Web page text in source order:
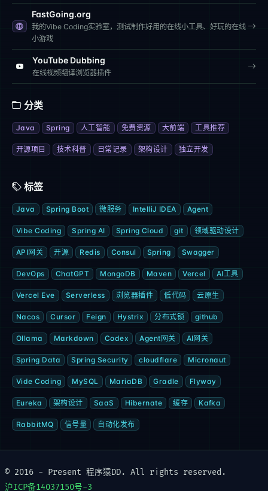
FastGoing.org
我的Vibe Coding实验室，测试制作好用的在线小工具、好玩的在线
小游戏
YouTube Dubbing
在线视频翻译浏览器插件
分类
Java Spring 人工智能 免费资源 大前端 工具推荐
开源项目 技术科普 日常记录 架构设计 独立开发
标签
Java Spring Boot 微服务 IntelliJ IDEA Agent
Vibe Coding Spring AI Spring Cloud git 领域驱动设计
API网关 开源 Redis Consul Spring Swagger
DevOps ChatGPT MongoDB Maven Vercel AI工具
Vercel Eve Serverless 浏览器插件 低代码 云原生
Nacos Cursor Feign Hystrix 分布式锁 github
Ollama Markdown Codex Agent网关 AI网关
Spring Data Spring Security cloudflare Micronaut
Vide Coding MySQL MariaDB Gradle Flyway
Eureka 架构设计 SaaS Hibernate 缓存 Kafka
RabbitMQ 信号量 自动化发布
© 2016 - Present 程序猿DD. All rights reserved.
沪ICP备14037150号-3